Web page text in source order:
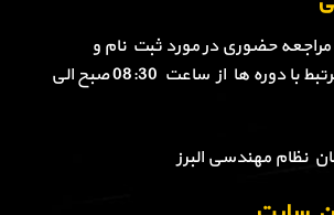
حضوری در مورد ثبت نام و
سوالات آموزشی مرتبط با دوره ها از ساعت 08:30 صبح الی
نظام مهندسی البرز